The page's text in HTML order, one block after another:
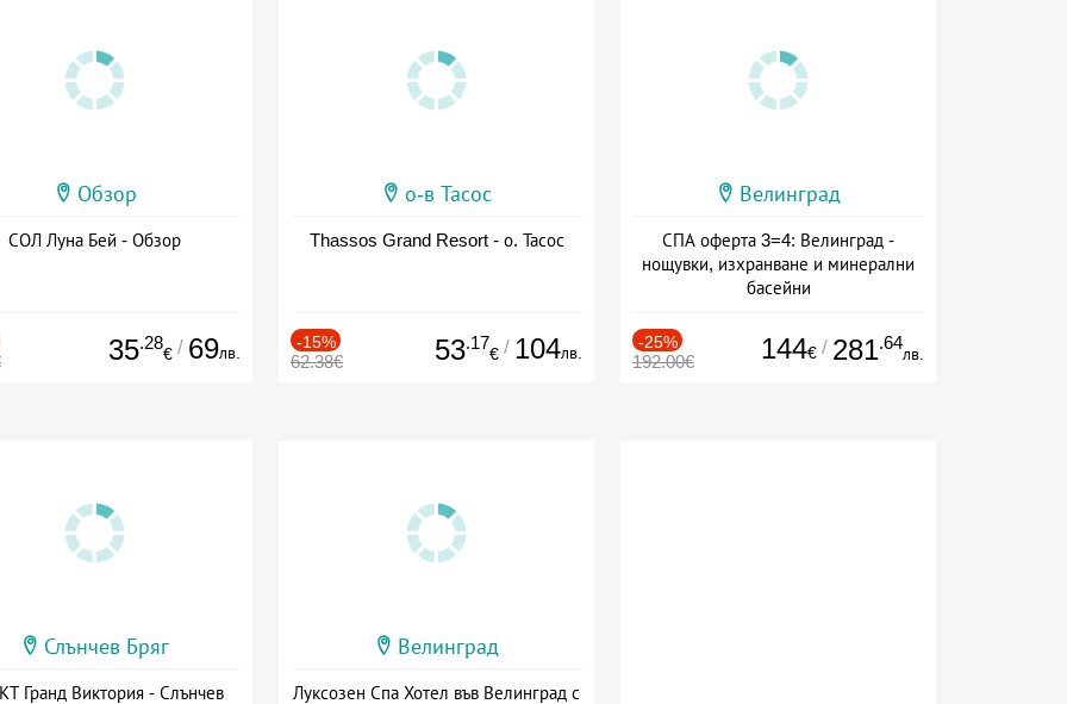
Обзор
СОЛ Луна Бей - Обзор
35.28
€ / 69лв.
о-в Тасос
Thassos Grand Resort - о. Тасос
-15%
62.38€ 53.17
€ / 104лв.
Велинград
СПА оферта 3=4: Велинград -
нощувки, изхранване и минерални
басейни
-25%
192.00€ 144€ / 281.64
лв.
Слънчев Бряг
Гранд Виктория - Слънчев
Велинград
Луксозен Спа Хотел във Велинград с